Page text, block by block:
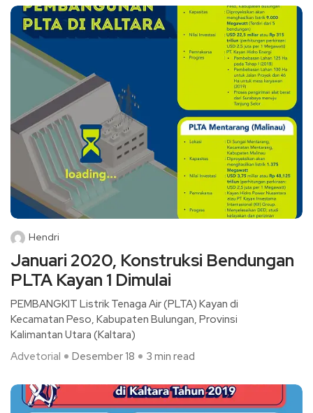
Hendri
Januari 2020, Konstruksi Bendungan
PLTA Kayan 1 Dimulai
PEMBANGKIT Listrik Tenaga Air (PLTA) Kayan di
Kecamatan Peso, Kabupaten Bulungan, Provinsi
Kalimantan Utara (Kaltara)
Advetorial
Desember 18 3 min read